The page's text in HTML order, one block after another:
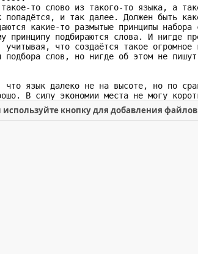
кнопку для добавления файлов